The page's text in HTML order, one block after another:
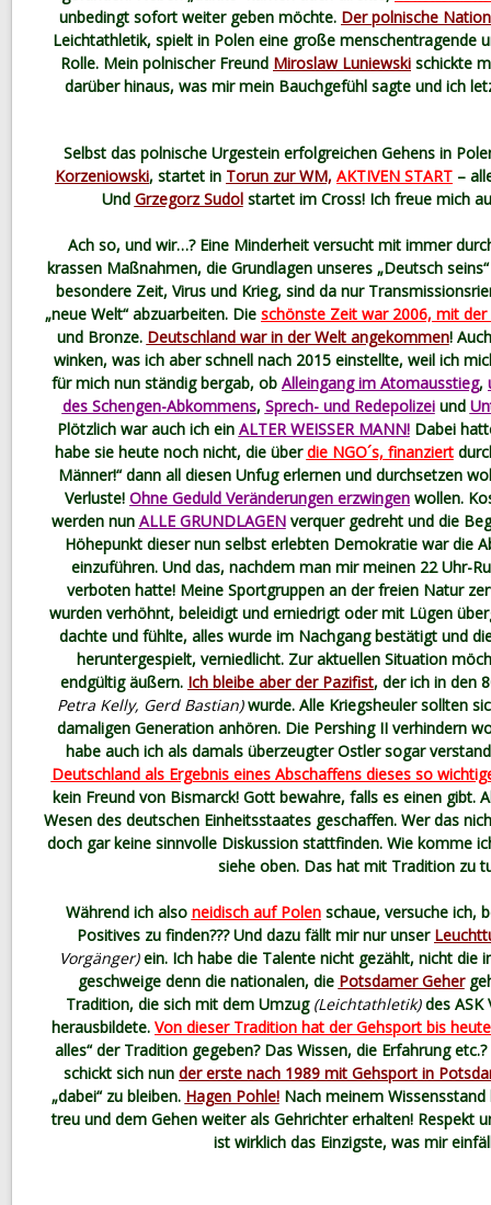
unbedingt sofort weiter geben möchte. Der polnische
Leichtathletik, spielt in Polen eine große menschentragende
Rolle. Mein polnischer Freund Miroslaw Luniewski schickte
darüber hinaus, was mir mein Bauchgefühl sagte und ich
Selbst das polnische Urgestein erfolgreichen Gehens in
Korzeniowski, startet in Torun zur WM, AKTIVEN START –
Und Grzegorz Sudolstartet im Cross! Ich freue mich
Ach so, und wir…? Eine Minderheit versucht mit immer
krassen Maßnahmen, die Grundlagen unseres „Deutsch
besondere Zeit, Virus und Krieg, sind da nur
„neue Welt“ abzuarbeiten. Die schönste Zeit war 2006, mit
und Bronze. Deutschland war in der Welt angekommen!
winken, was ich aber schnell nach 2015 einstellte, weil ich
für mich nun ständig bergab, ob Alleingang im Atomausstieg,
des Schengen-Abkommens, Sprech- und Redepolizeiund
Plötzlich war auch ich ein ALTER WEISSER MANN!Dabei
habe sie heute noch nicht, die überdie NGO´s, finanziert
Männer!“ dann all diesen Unfug erlernen und durchsetzen
Verluste! Ohne Geduld Veränderungen erzwingen wollen.
werden nun ALLE GRUNDLAGENverquer gedreht und die
Höhepunkt dieser nun selbst erlebten Demokratie war die
einzuführen. Und das, nachdem man mir meinen 22 Uhr-
verboten hatte! Meine Sportgruppen an der freien Natur
wurden verhöhnt, beleidigt und erniedrigt oder mit Lügen
dachte und fühlte, alles wurde im Nachgang bestätigt und
heruntergespielt, verniedlicht. Zur aktuellen Situation
endgültig äußern. Ich bleibe aber der Pazifist, der ich in den
Petra Kelly, Gerd Bastian)wurde. Alle Kriegsheuler sollten
damaligen Generation anhören. Die Pershing II verhindern
habe auch ich als damals überzeugter Ostler sogar
Deutschland als Ergebnis eines Abschaffens dieses so
kein Freund von Bismarck! Gott bewahre, falls es einen gibt.
Wesen des deutschen Einheitsstaates geschaffen. Wer das
doch gar keine sinnvolle Diskussion stattfinden. Wie komme
siehe oben. Das hat mit Tradition zu
Während ich also neidisch auf Polenschaue, versuche ich,
Positives zu finden??? Und dazu fällt mir nur unser
Vorgänger)ein. Ich habe die Talente nicht gezählt, nicht die
geschweige denn die nationalen, die Potsdamer Geher
Tradition, die sich mit dem Umzug (Leichtathletik)des ASK
herausbildete. Von dieser Tradition hat der Gehsport bis
alles“ der Tradition gegeben? Das Wissen, die Erfahrung
schickt sich nun der erste nach 1989 mit Gehsport in
„dabei“ zu bleiben. Hagen Pohle!Nach meinem
treu und dem Gehen weiter als Gehrichter erhalten! Respekt
ist wirklich das Einzigste, was mir